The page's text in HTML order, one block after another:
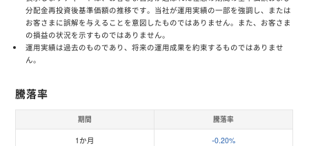
分配金再投資後基準価額の推移です。当社が運用実績の一部を強調し、または
お客さまに誤解を与えることを意図したものではありません。また、お客さま
の損益の状況を示すものではありません。
運用実績は過去のものであり、将来の運用成果を約束するものではありませ
ん。
騰落率
期間 騰落率
1か月 -0.20%